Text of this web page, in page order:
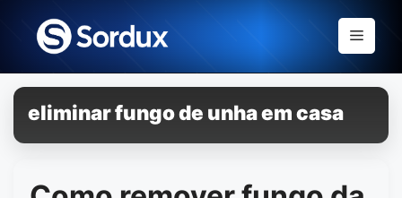
content
Menu
eliminar fungo de unha em casa